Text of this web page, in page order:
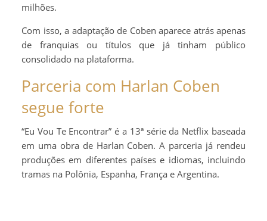
milhões.
Com isso, a adaptação de Coben aparece atrás apenas
de franquias ou títulos que já tinham público
consolidado na plataforma.
Parceria com Harlan Coben
segue forte
“Eu Vou Te Encontrar” é a 13ª série da Netflix baseada
em uma obra de Harlan Coben. A parceria já rendeu
produções em diferentes países e idiomas, incluindo
tramas na Polônia, Espanha, França e Argentina.